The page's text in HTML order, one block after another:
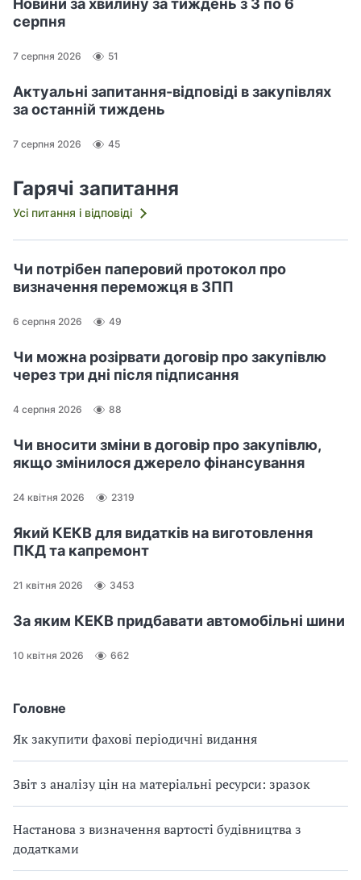
Головне
Як закупити фахові періодичні видання
Звіт з аналізу цін на матеріальні ресурси: зразок
Настанова з визначення вартості будівництва з
додатками
серпня
7 серпня 2026 51
Актуальні запитання-відповіді в закупівлях
за останній тиждень
7 серпня 2026 45
Гарячі запитання
Усі питання і відповіді
Чи потрібен паперовий протокол про
визначення переможця в ЗПП
6 серпня 2026 49
Чи можна розірвати договір про закупівлю
через три дні після підписання
4 серпня 2026 88
Чи вносити зміни в договір про закупівлю,
якщо змінилося джерело фінансування
24 квітня 2026 2319
Який КЕКВ для видатків на виготовлення
ПКД та капремонт
21 квітня 2026 3453
За яким КЕКВ придбавати автомобільні шини
10 квітня 2026 662